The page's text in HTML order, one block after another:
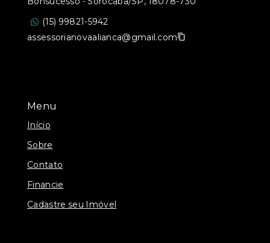
Menu
Início
Sobre
Contato
Financie
Cadastre seu Imóvel
(15) 99821-5942
assessorianovaalianca@gmail.com